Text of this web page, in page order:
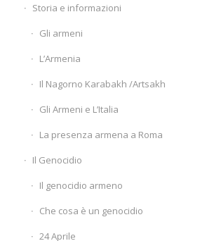
Storia e informazioni
Gli armeni
L’Armenia
Il Nagorno Karabakh /Artsakh
Gli Armeni e L’Italia
La presenza armena a Roma
Il Genocidio
Il genocidio armeno
Che cosa è un genocidio
24 Aprile